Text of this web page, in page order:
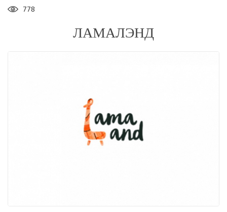
778
ЛАМАЛЭНД